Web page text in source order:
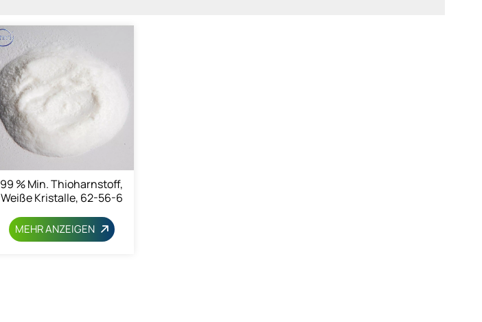
99 % Min. Thioharnstoff,
Weiße Kristalle, 62-56-6
MEHR ANZEIGEN